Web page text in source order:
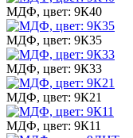
МДФ, цвет: 9К40
МДФ, цвет: 9К35
МДФ, цвет: 9К33
МДФ, цвет: 9К21
МДФ, цвет: 9К11